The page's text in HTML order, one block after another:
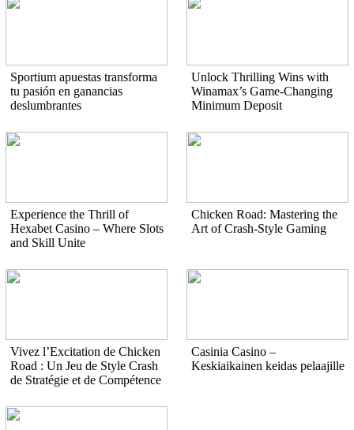
Sportium apuestas transforma
tu pasión en ganancias
deslumbrantes
Unlock Thrilling Wins with
Winamax’s Game-Changing
Minimum Deposit
Experience the Thrill of
Hexabet Casino – Where Slots
and Skill Unite
Chicken Road: Mastering the
Art of Crash-Style Gaming
Vivez l’Excitation de Chicken
Road : Un Jeu de Style Crash
de Stratégie et de Compétence
Casinia Casino –
Keskiaikainen keidas pelaajille